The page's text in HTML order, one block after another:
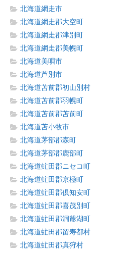
北海道網走市
北海道網走郡大空町
北海道網走郡津別町
北海道網走郡美幌町
北海道美唄市
北海道芦別市
北海道苫前郡初山別村
北海道苫前郡羽幌町
北海道苫前郡苫前町
北海道苫小牧市
北海道茅部郡森町
北海道茅部郡鹿部町
北海道虻田郡ニセコ町
北海道虻田郡京極町
北海道虻田郡倶知安町
北海道虻田郡喜茂別町
北海道虻田郡洞爺湖町
北海道虻田郡留寿都村
北海道虻田郡真狩村